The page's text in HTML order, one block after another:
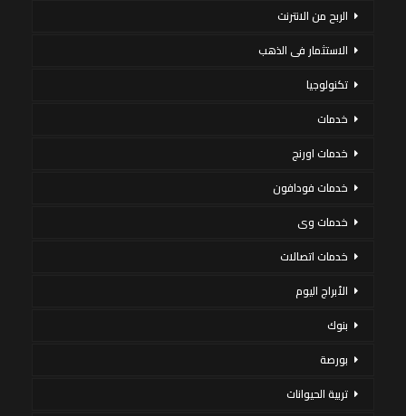
الربح من الانترنت
الاستثمار فى الذهب
تكنولوجيا
خدمات
خدمات اورنج
خدمات فودافون
خدمات وى
خدمات اتصالات
الأبراج اليوم
بنوك
بورصة
تربية الحيوانات